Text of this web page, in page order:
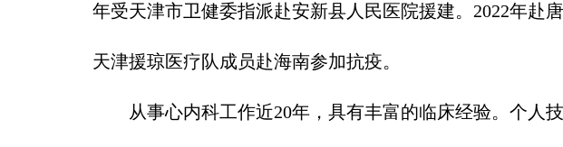
年受天津市卫健委指派赴安新县人民医院援建。2022年赴
天津援琼医疗队成员赴海南参加抗疫。
从事心内科工作近20年，具有丰富的临床经验。个人